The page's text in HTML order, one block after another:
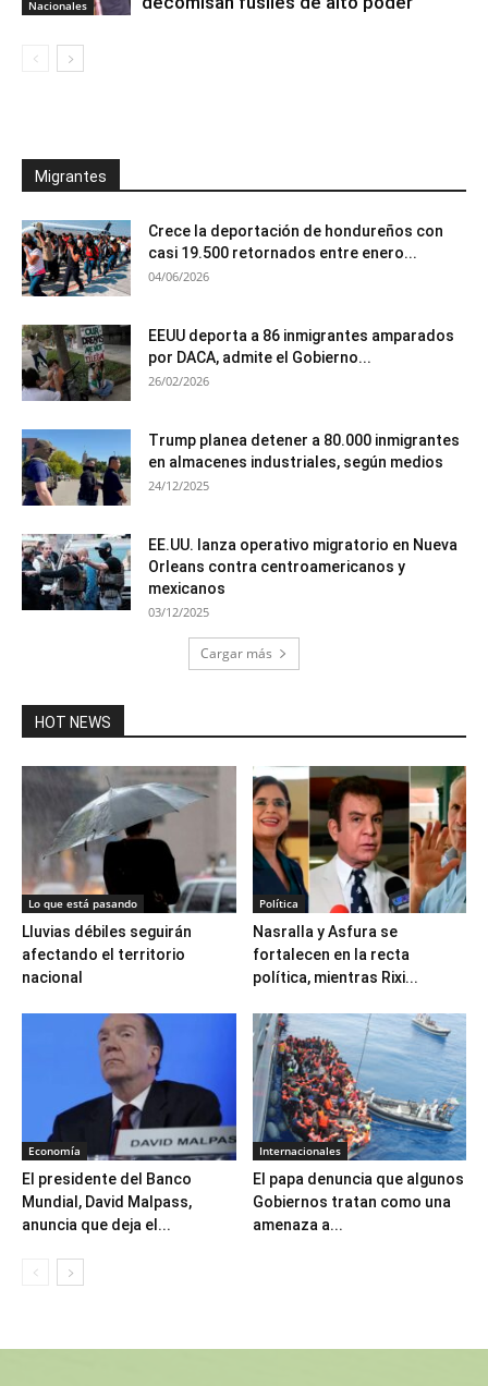
Nacionales
Migrantes
Crece la deportación de hondureños con
casi 19.500 retornados entre enero...
04/06/2026
EEUU deporta a 86 inmigrantes amparados
por DACA, admite el Gobierno...
26/02/2026
Trump planea detener a 80.000 inmigrantes
en almacenes industriales, según medios
24/12/2025
EE.UU. lanza operativo migratorio en Nueva
Orleans contra centroamericanos y
mexicanos
03/12/2025
Cargar más
HOT NEWS
Lo que está pasando
Lluvias débiles seguirán
afectando el territorio
nacional
Política
Nasralla y Asfura se
fortalecen en la recta
política, mientras Rixi...
Economía
El presidente del Banco
Mundial, David Malpass,
anuncia que deja el...
Internacionales
El papa denuncia que algunos
Gobiernos tratan como una
amenaza a...